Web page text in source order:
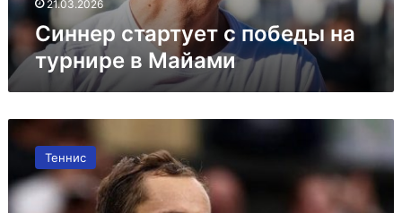
21.03.2026
Синнер стартует с победы на
турнире в Майами
Медведев
получил
потерянный
багаж
Теннис